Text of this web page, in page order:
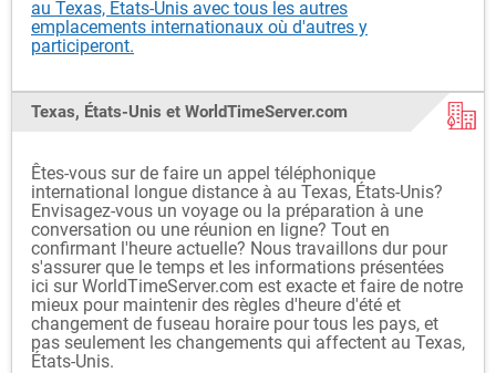
au Texas, États-Unis avec tous les autres
emplacements internationaux où d'autres y
participeront.
Texas, États-Unis et WorldTimeServer.com
Êtes-vous sur de faire un appel téléphonique
international longue distance à au Texas, États-Unis?
Envisagez-vous un voyage ou la préparation à une
conversation ou une réunion en ligne? Tout en
confirmant l'heure actuelle? Nous travaillons dur pour
s'assurer que le temps et les informations présentées
ici sur WorldTimeServer.com est exacte et faire de notre
mieux pour maintenir des règles d'heure d'été et
changement de fuseau horaire pour tous les pays, et
pas seulement les changements qui affectent au Texas,
États-Unis.